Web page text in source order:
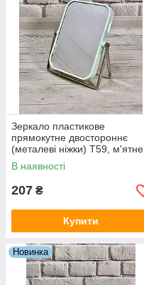
Зеркало пластикове
прямокутне двостороннє
(металеві ніжки) T59, м'ятне
В наявності
207 ₴
Купити
Новинка